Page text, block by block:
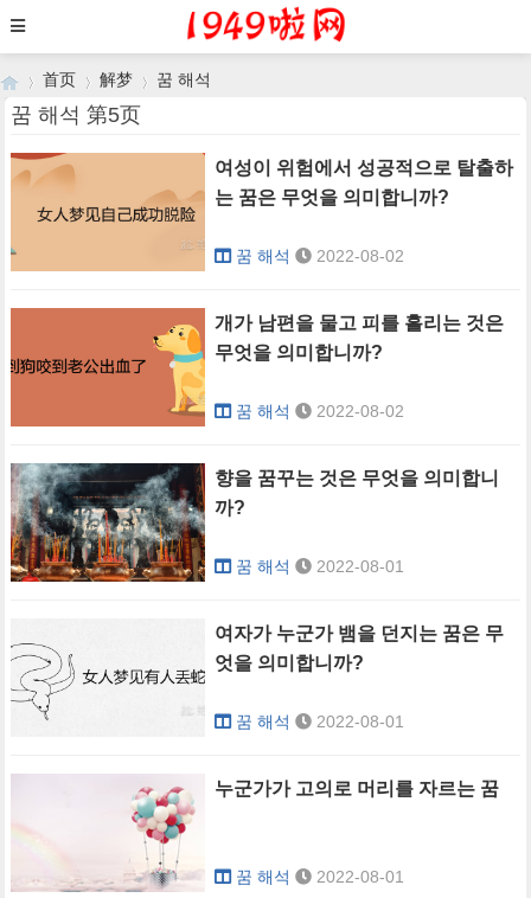
›
首页 解梦 꿈 해석
꿈 해석 第5页
여성이 위험에서 성공적으로 탈출하
는 꿈은 무엇을 의미합니까?
꿈 해석 2022-08-02
개가 남편을 물고 피를 흘리는 것은
무엇을 의미합니까?
꿈 해석 2022-08-02
향을 꿈꾸는 것은 무엇을 의미합니
까?
꿈 해석 2022-08-01
여자가 누군가 뱀을 던지는 꿈은 무
엇을 의미합니까?
꿈 해석 2022-08-01
누군가가 고의로 머리를 자르는 꿈
꿈 해석 2022-08-01